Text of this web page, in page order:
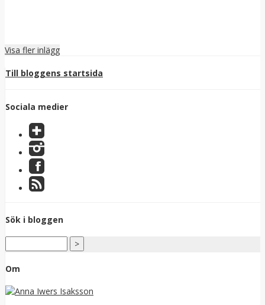
Visa fler inlägg
Till bloggens startsida
Sociala medier
Sök i bloggen
Om